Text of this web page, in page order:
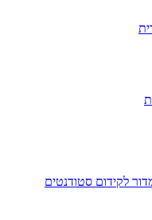
לקידום סטודנטים